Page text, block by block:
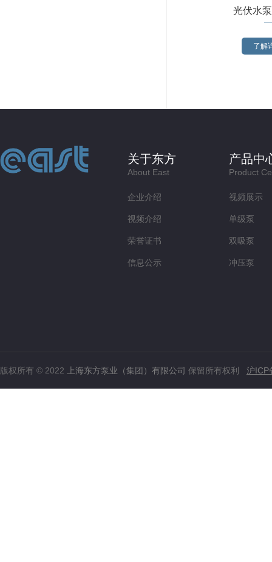
光伏水
了解
关于东方
About East
企业介绍
视频介绍
荣誉证书
信息公示
产品中
Product
视频展示
单级泵
双吸泵
冲压泵
版权所有 © 2022 上海东方泵业（集团）有限公司 保留所有权利 沪ICP